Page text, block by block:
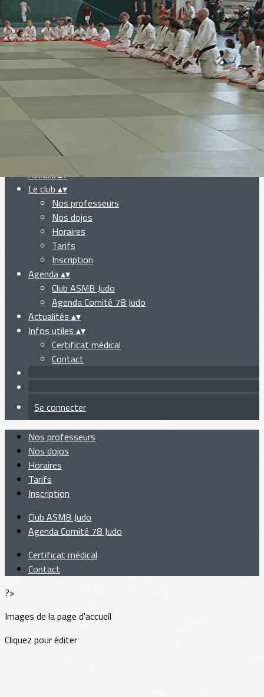
Exporter les lignes sélectionnées
Exporter toutes les colonnes
Exporter uniquement les colonnes affichées
Menu
Ajoutez un logo, un bouton, des réseaux sociaux
Cliquez pour éditer
Accueil▴▾
Le club ▴▾
Nos professeurs
Nos dojos
Horaires
Tarifs
Inscription
Agenda▴▾
Club ASMB Judo
Agenda Comité 78 Judo
Actualités ▴▾
Infos utiles ▴▾
Certificat médical
Contact
Se connecter
Nos professeurs
Nos dojos
Horaires
Tarifs
Inscription
Club ASMB Judo
Agenda Comité 78 Judo
Certificat médical
Contact
?>
Images de la page d'accueil
Cliquez pour éditer